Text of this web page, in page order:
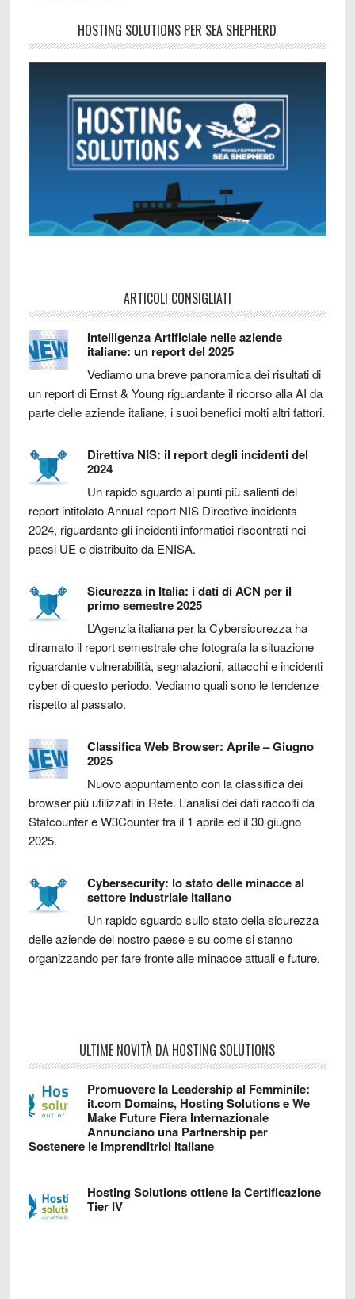
HOSTING SOLUTIONS PER SEA SHEPHERD
ARTICOLI CONSIGLIATI
Intelligenza Artificiale nelle aziende
italiane: un report del 2025
Vediamo una breve panoramica dei risultati di
un report di Ernst & Young riguardante il ricorso alla AI da
parte delle aziende italiane, i suoi benefici molti altri fattori.
Direttiva NIS: il report degli incidenti del
2024
Un rapido sguardo ai punti più salienti del
report intitolato Annual report NIS Directive incidents
2024, riguardante gli incidenti informatici riscontrati nei
paesi UE e distribuito da ENISA.
Sicurezza in Italia: i dati di ACN per il
primo semestre 2025
L’Agenzia italiana per la Cybersicurezza ha
diramato il report semestrale che fotografa la situazione
riguardante vulnerabilità, segnalazioni, attacchi e incidenti
cyber di questo periodo. Vediamo quali sono le tendenze
rispetto al passato.
Classifica Web Browser: Aprile – Giugno
2025
Nuovo appuntamento con la classifica dei
browser più utilizzati in Rete. L’analisi dei dati raccolti da
Statcounter e W3Counter tra il 1 aprile ed il 30 giugno
2025.
Cybersecurity: lo stato delle minacce al
settore industriale italiano
Un rapido sguardo sullo stato della sicurezza
delle aziende del nostro paese e su come si stanno
organizzando per fare fronte alle minacce attuali e future.
ULTIME NOVITÀ DA HOSTING SOLUTIONS
Promuovere la Leadership al Femminile:
it.com Domains, Hosting Solutions e We
Make Future Fiera Internazionale
Annunciano una Partnership per
Sostenere le Imprenditrici Italiane
Hosting Solutions ottiene la Certificazione
Tier IV